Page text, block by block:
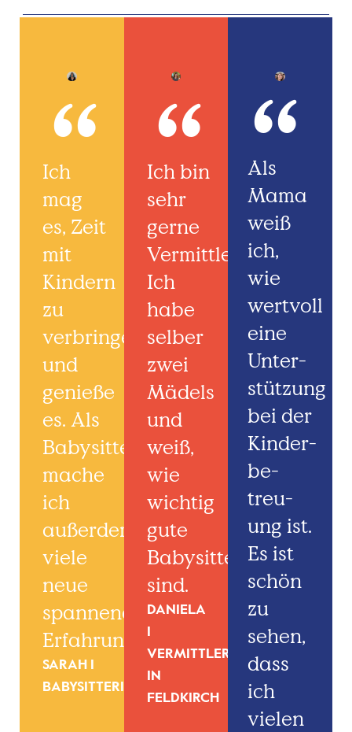
“
Ich
mag
es, Zeit
mit
Kindern
zu
verbringen
und
genieße
es. Als
Babysitterin
mache
ich
außerdem
viele
neue
spannende
Erfahrungen.
SARAH I
BABYSITTERIN
“
Ich bin
sehr
gerne
Vermittlerin.
Ich
habe
selber
zwei
Mädels
und
weiß,
wie
wichtig
gute
Babysitter:innen
sind.
DANIELA
VERMITTLERIN
IN
FELDKIRCH
“
Als
Mama
weiß
ich,
wie
wertvoll
eine
Unter­
stützung
bei der
Kinder­
be­
treu­
ung ist.
Es ist
schön
zu
sehen,
dass
ich
vielen